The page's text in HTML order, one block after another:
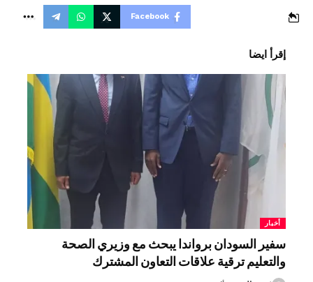
Facebook
إقرأ ايضا
أخبار
سفير السودان برواندا يبحث مع وزيري الصحة
والتعليم ترقية علاقات التعاون المشترك